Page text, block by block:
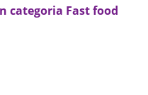
categoria Fast food